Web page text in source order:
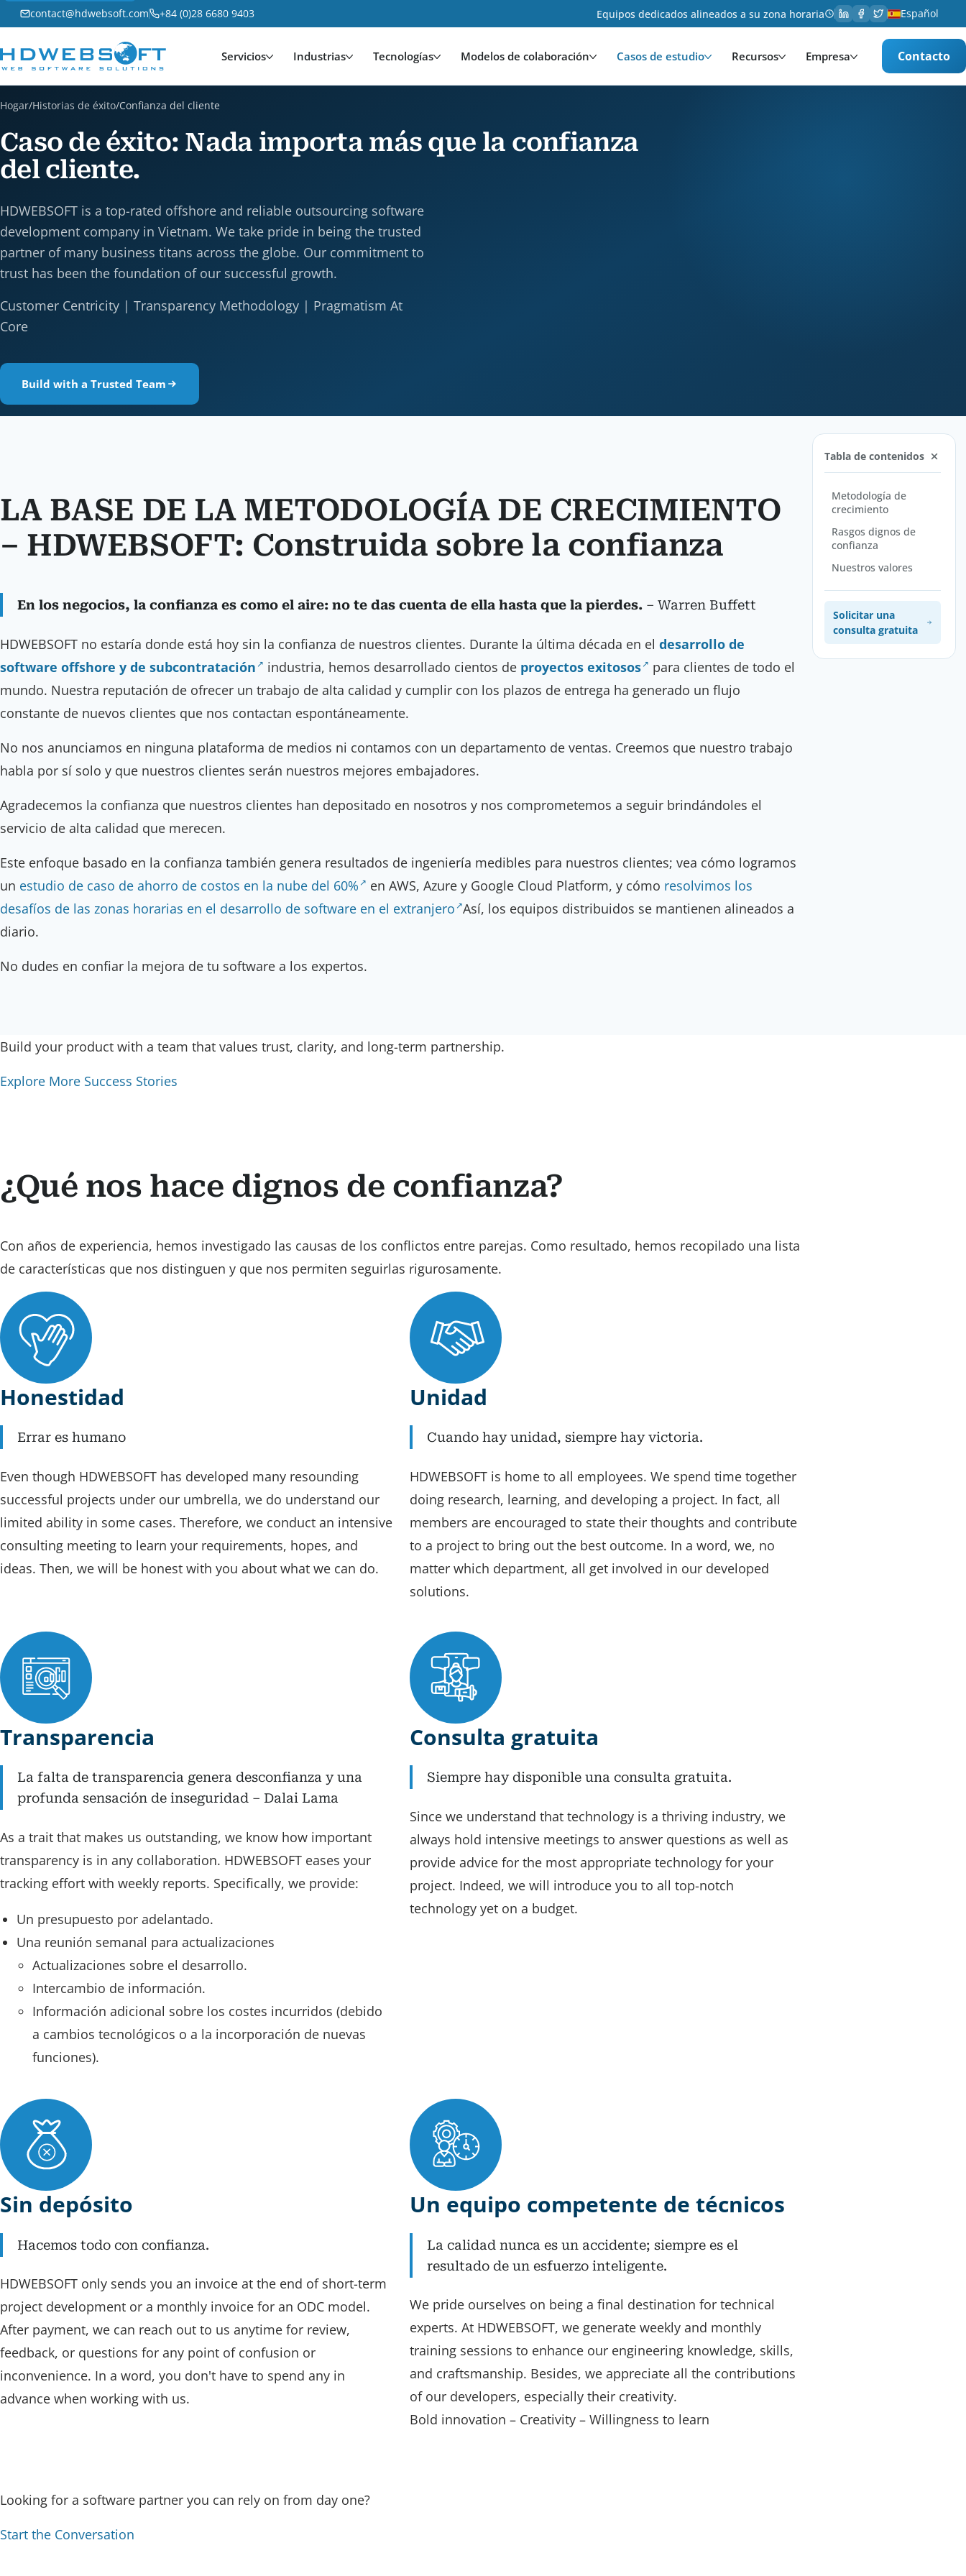
contact@hdwebsoft.com +84 (0)28 6680 9403 Equipos dedicados alineados a su zona horaria Español
Servicios Industrias Tecnologías Modelos de colaboración Casos de estudio Recursos Empresa Contacto
Hogar/Historias de éxito/Confianza del cliente
Caso de éxito: Nada importa más que la confianza
del cliente.
HDWEBSOFT is a top-rated offshore and reliable outsourcing software
development company in Vietnam. We take pride in being the trusted
partner of many business titans across the globe. Our commitment to
trust has been the foundation of our successful growth.
Customer Centricity | Transparency Methodology | Pragmatism At
Core
Build with a Trusted Team
LA BASE DE LA METODOLOGÍA DE CRECIMIENTO
– HDWEBSOFT: Construida sobre la confianza
En los negocios, la confianza es como el aire: no te das cuenta de ella hasta que la pierdes. – Warren Buffett
HDWEBSOFT no estaría donde está hoy sin la confianza de nuestros clientes. Durante la última década en el desarrollo de
software offshore y de subcontratación
industria, hemos desarrollado cientos de proyectos exitosos
para clientes de todo el
mundo. Nuestra reputación de ofrecer un trabajo de alta calidad y cumplir con los plazos de entrega ha generado un flujo
constante de nuevos clientes que nos contactan espontáneamente.
No nos anunciamos en ninguna plataforma de medios ni contamos con un departamento de ventas. Creemos que nuestro trabajo
habla por sí solo y que nuestros clientes serán nuestros mejores embajadores.
Agradecemos la confianza que nuestros clientes han depositado en nosotros y nos comprometemos a seguir brindándoles el
servicio de alta calidad que merecen.
Este enfoque basado en la confianza también genera resultados de ingeniería medibles para nuestros clientes; vea cómo logramos
un estudio de caso de ahorro de costos en la nube del 60% en AWS, Azure y Google Cloud Platform, y cómo resolvimos los
desafíos de las zonas horarias en el desarrollo de software en el extranjero Así, los equipos distribuidos se mantienen alineados a
diario.
No dudes en confiar la mejora de tu software a los expertos.
Build your product with a team that values trust, clarity, and long-term partnership.
Explore More Success Stories
¿Qué nos hace dignos de confianza?
Con años de experiencia, hemos investigado las causas de los conflictos entre parejas. Como resultado, hemos recopilado una lista
de características que nos distinguen y que nos permiten seguirlas rigurosamente.
Honestidad
Errar es humano
Even though HDWEBSOFT has developed many resounding
successful projects under our umbrella, we do understand our
limited ability in some cases. Therefore, we conduct an intensive
consulting meeting to learn your requirements, hopes, and
ideas. Then, we will be honest with you about what we can do.
Unidad
Cuando hay unidad, siempre hay victoria.
HDWEBSOFT is home to all employees. We spend time together
doing research, learning, and developing a project. In fact, all
members are encouraged to state their thoughts and contribute
to a project to bring out the best outcome. In a word, we, no
matter which department, all get involved in our developed
solutions.
Transparencia
La falta de transparencia genera desconfianza y una
profunda sensación de inseguridad – Dalai Lama
As a trait that makes us outstanding, we know how important
transparency is in any collaboration. HDWEBSOFT eases your
tracking effort with weekly reports. Specifically, we provide:
Un presupuesto por adelantado.
Una reunión semanal para actualizaciones
Actualizaciones sobre el desarrollo.
Intercambio de información.
Información adicional sobre los costes incurridos (debido
a cambios tecnológicos o a la incorporación de nuevas
funciones).
Consulta gratuita
Siempre hay disponible una consulta gratuita.
Since we understand that technology is a thriving industry, we
always hold intensive meetings to answer questions as well as
provide advice for the most appropriate technology for your
project. Indeed, we will introduce you to all top-notch
technology yet on a budget.
Sin depósito
Hacemos todo con confianza.
HDWEBSOFT only sends you an invoice at the end of short-term
project development or a monthly invoice for an ODC model.
After payment, we can reach out to us anytime for review,
feedback, or questions for any point of confusion or
inconvenience. In a word, you don't have to spend any in
advance when working with us.
Un equipo competente de técnicos
La calidad nunca es un accidente; siempre es el
resultado de un esfuerzo inteligente.
We pride ourselves on being a final destination for technical
experts. At HDWEBSOFT, we generate weekly and monthly
training sessions to enhance our engineering knowledge, skills,
and craftsmanship. Besides, we appreciate all the contributions
of our developers, especially their creativity.
Bold innovation – Creativity – Willingness to learn
Looking for a software partner you can rely on from day one?
Start the Conversation
Tabla de contenidos
Metodología de
crecimiento
Rasgos dignos de
confianza
Nuestros valores
Solicitar una
consulta gratuita